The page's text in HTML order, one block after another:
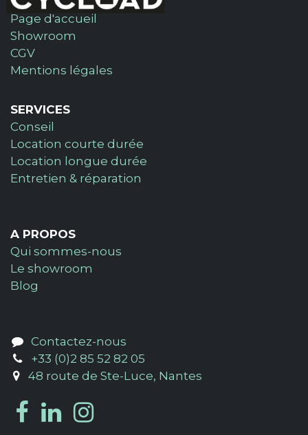
Page d'accueil
Showroom
CGV
Mentions légales
SERVICES
Conseil
Location courte durée
Location longue durée
Entretien & réparation
A PROPOS
Qui sommes-nous
Le showroom
Blog
Contactez-nous
+33 (0)2 85 52 82 05
48 route de Ste-Luce, Nantes